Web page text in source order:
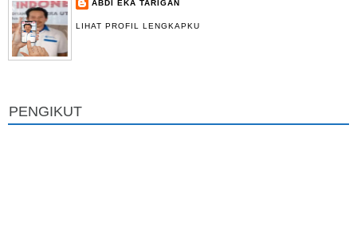
ABDI EKA TARIGAN
LIHAT PROFIL LENGKAPKU
PENGIKUT